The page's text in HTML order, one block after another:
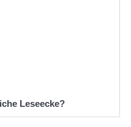
Leseecke?